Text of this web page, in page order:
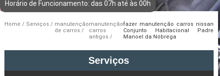
Home Serviços
manutenção
de carros
manutenção
carros
antigos
fazer manutenção carros nissan
Conjunto Habitacional Padre
Manoel da Nóbrega
Serviços